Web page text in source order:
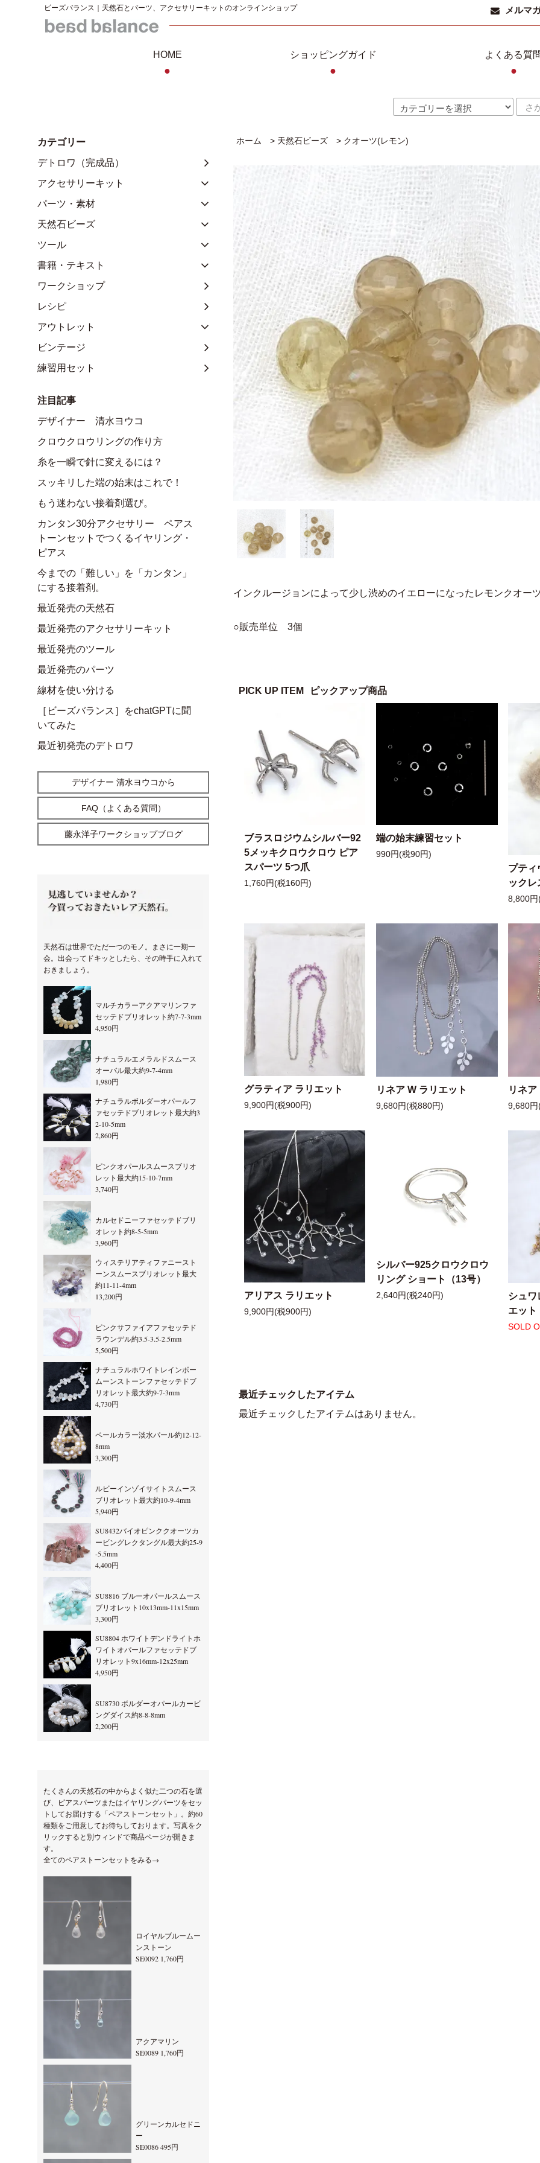
ビーズバランス｜天然石とパーツ、アクセサリーキットのオンラインショップ メルマ
HOME
●
ショッピングガイド
●
よくある質
●
ホーム > 天然石ビーズ > クオーツ(レモン)
インクルージョンによって少し渋めのイエローになったレモンクオー
○販売単位 3個
PICK UP ITEM ピックアップ商品
ブラスロジウムシルバー92
5メッキクロウクロウ ピア
スパーツ 5つ爪
1,760円(税160円)
端の始末練習セット
990円(税90円)
プティ
ックレ
8,800
グラティア ラリエット
9,900円(税900円)
リネア W ラリエット
9,680円(税880円)
リネ
9,680
アリアス ラリエット
9,900円(税900円)
シルバー925クロウクロウ
リング ショート（13号）
2,640円(税240円)
シュワ
エット
SOLD
最近チェックしたアイテム
最近チェックしたアイテムはありません。
カテゴリー
デトロワ（完成品）
アクセサリーキット
パーツ・素材
天然石ビーズ
ツール
書籍・テキスト
ワークショップ
レシピ
アウトレット
ビンテージ
練習用セット
注目記事
デザイナー 清水ヨウコ
クロウクロウリングの作り方
糸を一瞬で針に変えるには？
スッキリした端の始末はこれで！
もう迷わない接着剤選び。
カンタン30分アクセサリー ペアス
トーンセットでつくるイヤリング・
ピアス
今までの「難しい」を「カンタン」
にする接着剤。
最近発売の天然石
最近発売のアクセサリーキット
最近発売のツール
最近発売のパーツ
線材を使い分ける
［ビーズバランス］をchatGPTに聞
いてみた
最近初発売のデトロワ
デザイナー 清水ヨウコから
FAQ（よくある質問）
藤永洋子ワークショップブログ
天然石は世界でただ一つのモノ。まさに一期一
会。出会ってドキッとしたら、その時手に入れて
おきましょう。
マルチカラーアクアマリンファ
セッテドブリオレット約7-7-3mm
4,950円
ナチュラルエメラルドスムース
オーバル最大約9-7-4mm
1,980円
ナチュラルボルダーオパールフ
ァセッテドブリオレット最大約3
2-10-5mm
2,860円
ピンクオパールスムースブリオ
レット最大約15-10-7mm
3,740円
カルセドニーファセッテドブリ
オレット約8-5-5mm
3,960円
ウィステリアティファニースト
ーンスムースブリオレット最大
約11-11-4mm
13,200円
ピンクサファイアファセッテド
ラウンデル約3.5-3.5-2.5mm
5,500円
ナチュラルホワイトレインボー
ムーンストーンファセッテドブ
リオレット最大約9-7-3mm
4,730円
ペールカラー淡水パール約12-12-
8mm
3,300円
ルビーインゾイサイトスムース
ブリオレット最大約10-9-4mm
5,940円
SU8432バイオピンククオーツカ
ービングレクタングル最大約25-9
-5.5mm
4,400円
SU8816 ブルーオパールスムース
ブリオレット10x13mm-11x15mm
3,300円
SU8804 ホワイトデンドライトホ
ワイトオパールファセッテドブ
リオレット9x16mm-12x25mm
4,950円
SU8730 ボルダーオパールカービ
ングダイス約8-8-8mm
2,200円
たくさんの天然石の中からよく似た二つの石を選
び、ピアスパーツまたはイヤリングパーツをセッ
トしてお届けする「ペアストーンセット」。約60
種類をご用意してお待ちしております。写真をク
リックすると別ウィンドで商品ページが開きま
す。
全てのペアストーンセットをみる→
ロイヤルブルームー
ンストーン
SE0092 1,760円
アクアマリン
SE0089 1,760円
グリーンカルセドニ
ー
SE0086 495円